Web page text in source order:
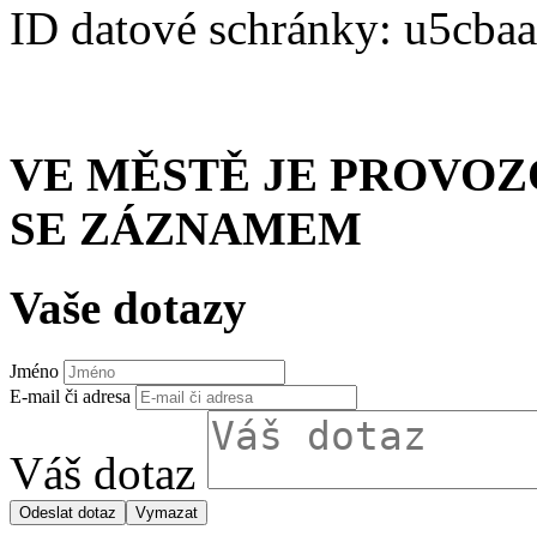
ID datové schránky:
VE MĚSTĚ JE
SE ZÁZNAMEM
Vaše dotazy
Jméno
E-mail či adresa
Váš dotaz